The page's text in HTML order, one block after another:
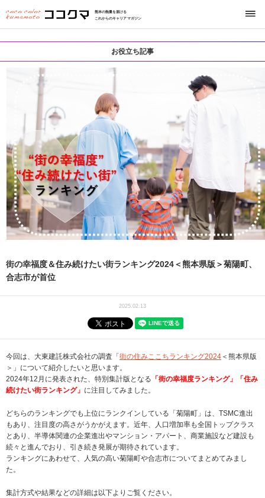
熊本の熱量を届ける
これからのキャリアマガジン
お役立ち記事
街の幸福度＆住み続けたい街ランキング2024＜熊本県版＞菊陽町、
合志市が首位
2025.02.13
今回は、大東建託株式会社の調査「 街の住みここちランキング2024 ＜熊本県版
＞」について紹介したいと思います。
2024年12月に発表された、特別集計版となる 「街の幸福度ランキング」「住み
続けたい街ランキング」 に注目してみました。
どちらのランキングでも上位にランクインしている「菊陽町」は、TSMC進出
もあり、注目度の高さがうかがえます。近年、人口増加率も全国トップクラス
とあり、半導体関連の企業進出やマンション・アパート、商業施設など建設も
続々と進んでおり、引き続き発展が期待されています。
ランキングにあわせて、人気の高い菊陽町や合志市についてまとめてみまし
た。
集計方式や結果などの詳細は以下よりご覧ください。